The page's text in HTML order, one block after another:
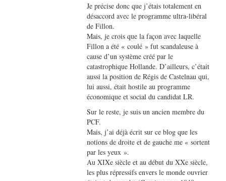
Je précise donc que j’étais totalement en
désaccord avec le programme ultra-libéral
de Fillon.
Mais, je crois que la façon avec laquelle
Fillon a été « coulé » fut scandaleuse à
cause d’un système créé par le
catastrophique Hollande. D’ailleurs, c’était
aussi la position de Régis de Castelnau qui,
lui aussi, était hostile au programme
économique et social du candidat LR.
Sur le reste, je suis un ancien membre du
PCF.
Mais, j’ai déjà écrit sur ce blog que les
notions de droite et de gauche me « sortent
par les yeux ».
Au XIXe siècle et au début du XXe siècle,
les plus répressifs envers le monde ouvrier